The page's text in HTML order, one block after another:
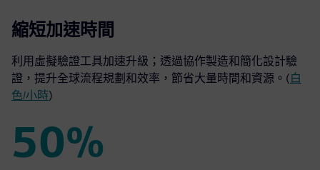
33%
縮短加速時間
利用虛擬驗證工具加速升級；透過協作製造和簡化設計驗
證，提升全球流程規劃和效率，節省大量時間和資源。(白
色/小時)
50%